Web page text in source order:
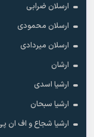
ارسلان ضرابی
ارسلان محمودی
ارسلان میردادی
ارشان
ارشیا اسدی
ارشیا سبحان
ارشیا شجاع و اف ان